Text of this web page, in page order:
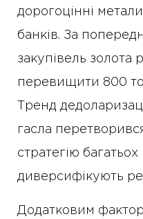
дорогоцінні
банків. За
закупівель
перевищити 800
Тренд
гасла
стратегію багатьох
диверсифікують
Додатковим